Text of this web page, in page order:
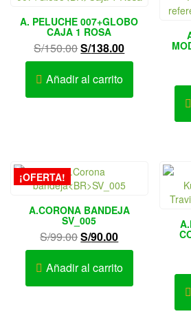
A. PELUCHE 007+GLOBO
CAJA 1 ROSA
S/150.00El
precio
original
S/138.00El
precio
es:
Añadir al carrito
¡OFERTA!
A.CORONA BANDEJA
SV_005
S/99.00El
precio
original
S/90.00El
precio
actual
Añadir al carrito